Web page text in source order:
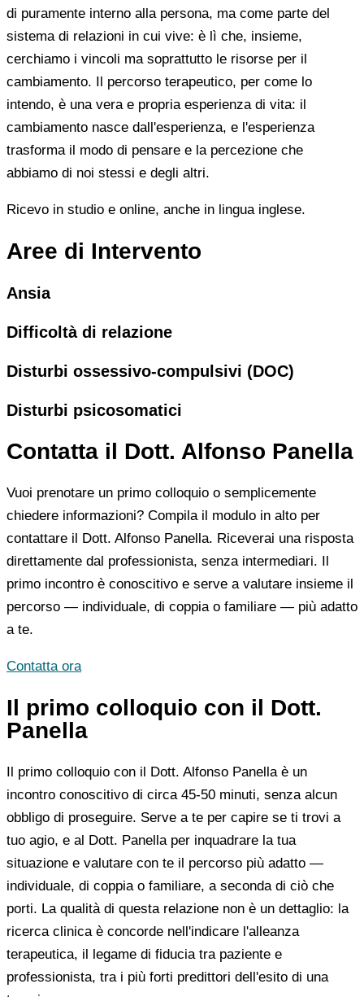
di puramente interno alla persona, ma come parte del
sistema di relazioni in cui vive: è lì che, insieme,
cerchiamo i vincoli ma soprattutto le risorse per il
cambiamento. Il percorso terapeutico, per come lo
intendo, è una vera e propria esperienza di vita: il
cambiamento nasce dall'esperienza, e l'esperienza
trasforma il modo di pensare e la percezione che
abbiamo di noi stessi e degli altri.
Ricevo in studio e online, anche in lingua inglese.
Aree di Intervento
Ansia
Difficoltà di relazione
Disturbi ossessivo-compulsivi (DOC)
Disturbi psicosomatici
Contatta il Dott. Alfonso Panella
Vuoi prenotare un primo colloquio o semplicemente
chiedere informazioni? Compila il modulo in alto per
contattare il Dott. Alfonso Panella. Riceverai una risposta
direttamente dal professionista, senza intermediari. Il
primo incontro è conoscitivo e serve a valutare insieme il
percorso — individuale, di coppia o familiare — più adatto
a te.
Contatta ora
Il primo colloquio con il Dott.
Panella
Il primo colloquio con il Dott. Alfonso Panella è un
incontro conoscitivo di circa 45-50 minuti, senza alcun
obbligo di proseguire. Serve a te per capire se ti trovi a
tuo agio, e al Dott. Panella per inquadrare la tua
situazione e valutare con te il percorso più adatto —
individuale, di coppia o familiare, a seconda di ciò che
porti. La qualità di questa relazione non è un dettaglio: la
ricerca clinica è concorde nell'indicare l'alleanza
terapeutica, il legame di fiducia tra paziente e
professionista, tra i più forti predittori dell'esito di una